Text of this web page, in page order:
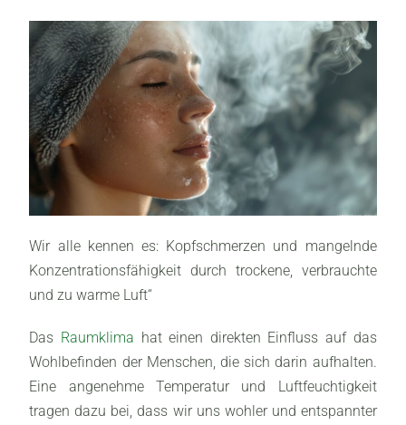
Wir alle kennen es: Kopfschmerzen und mangelnde
Konzentrationsfähigkeit durch trockene, verbrauchte
und zu warme Luft“
Das Raumklima hat einen direkten Einfluss auf das
Wohlbefinden der Menschen, die sich darin aufhalten.
Eine angenehme Temperatur und Luftfeuchtigkeit
tragen dazu bei, dass wir uns wohler und entspannter